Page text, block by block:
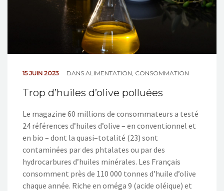
15 JUIN 2023 DANS ALIMENTATION CONSOMMATION
Trop d’huiles d’olive polluées
Le magazine 60 millions de consommateurs a testé
24 références d’huiles d’olive – en conventionnel et
en bio – dont la quasi–totalité (23) sont
contaminées par des phtalates ou par des
hydrocarbures d’huiles minérales. Les Français
consomment près de 110 000 tonnes d’huile d’olive
chaque année. Riche en oméga 9 (acide oléique) et